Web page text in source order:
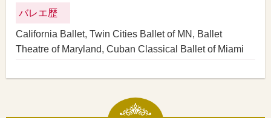
バレエ歴
California Ballet, Twin Cities Ballet of MN, Ballet
Theatre of Maryland, Cuban Classical Ballet of Miami